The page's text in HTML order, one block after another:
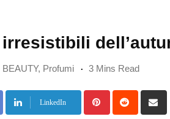
BEAUTY, Profumi 3 Mins Read
LinkedIn PinterestReddit